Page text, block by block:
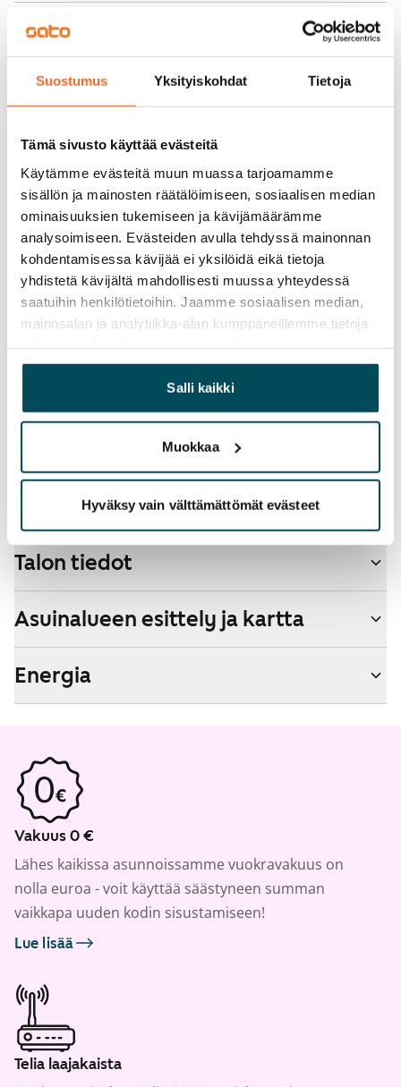
Suostumus Yksityiskohdat Tietoja
Tämä sivusto käyttää evästeitä
Käytämme evästeitä muun muassa tarjoamamme
sisällön ja mainosten räätälöimiseen, sosiaalisen median
ominaisuuksien tukemiseen ja kävijämäärämme
analysoimiseen. Evästeiden avulla tehdyssä mainonnan
kohdentamisessa kävijää ei yksilöidä eikä tietoja
yhdistetä kävijältä mahdollisesti muussa yhteydessä
saatuihin henkilötietoihin. Jaamme sosiaalisen median,
mainosalan ja analytiikka-alan kumppaneillemme tietoja
yhdistää näitä tietoja muihin tietoihin, joita olet antanut
heille tai joita on kerätty, kun olet käyttänyt heidän
palvelujaan.
Salli kaikki
Muokkaa
Hyväksy vain välttämättömät evästeet
Vuokra
Vuokravakuus
Pakollinen, ei sisälly vuokraan
Vesimaksu
27 €/hlö/kk
Sähkömaksu
Vuokralainen solmii itse sähkösopimuksen.
Laajakaista
Vuokraan sisältyy 50 M laajakaistaliittymä. Voit hankkia
lisänopeutta etuhintaan ottamalla yhteyttä
operaattoriin Telia.
Lemmikit sallittu
Savuton talo
Talon tiedot
Asuinalueen esittely ja kartta
Energia
Vakuus 0 €
Lähes kaikissa asunnoissamme vuokravakuus on
nolla euroa - voit käyttää säästyneen summan
vaikkapa uuden kodin sisustamiseen!
Lue lisää
Telia laajakaista